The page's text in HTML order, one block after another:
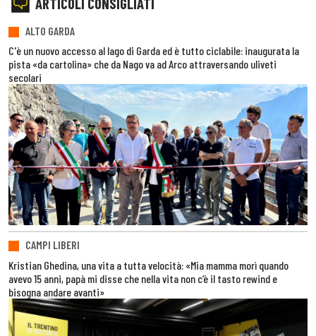
ALTO GARDA
C'è un nuovo accesso al lago di Garda ed è tutto ciclabile: inaugurata la
pista «da cartolina» che da Nago va ad Arco attraversando uliveti
secolari
CAMPI LIBERI
Kristian Ghedina, una vita a tutta velocità: «Mia mamma morì quando
avevo 15 anni, papà mi disse che nella vita non c’è il tasto rewind e
bisogna andare avanti»